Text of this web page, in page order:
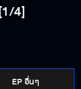
4]
EP อื่นๆ